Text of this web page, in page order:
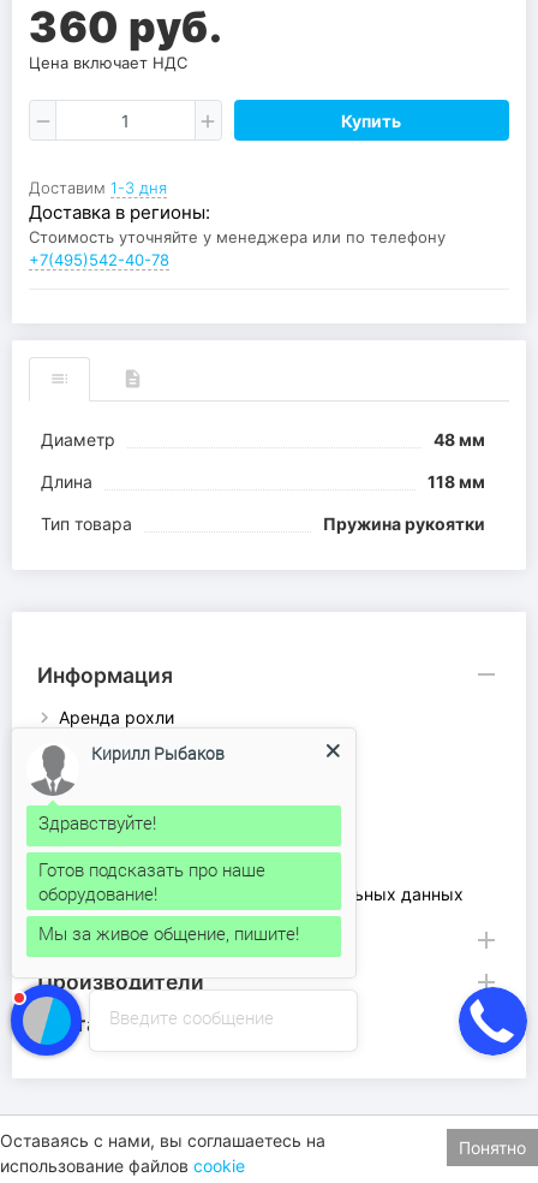
360 руб.
Цена включает НДС
Купить
Доставим 1-3 дня
Доставка в регионы:
Стоимость уточняйте у менеджера или по телефону
+7(495)542-40-78
Диаметр 48 мм
Длина 118 мм
Тип товара Пружина рукоятки
Информация
Аренда рохли
Доставка и оплата
Каталог продукции
Контакты
О компании
Ремонт рохлей
Соглашение на обработку персональных данных
Товары
Производители
Контакты
Понятно
Оставаясь с нами, вы соглашаетесь на
использование файлов cookie
Введите сообщение
Кирилл Рыбаков
Здравствуйте!
Готов подсказать про наше
оборудование!
Мы за живое общение, пишите!